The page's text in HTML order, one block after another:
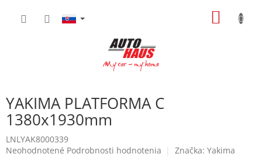
YAKIMA PLATFORMA C
1380x1930mm
LNLYAK8000339
Priemerné
Neohodnotené Podrobnosti hodnotenia Značka: Yakima